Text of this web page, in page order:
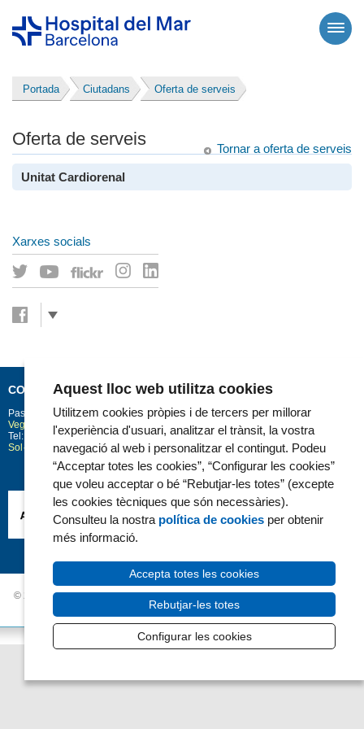
Portada Ciutadans Oferta de serveis
Tornar a oferta de serveis
Oferta de serveis
Unitat Cardiorenal
Xarxes socials
CONTACTE
Passeig Marítim 25-29 Barcelona 08003
Vegeu la situació a Google Maps
Tel: 93 248 30 00 · Fax: 93 248 32 54
Sol·licitud d'informació
© 2006 - 2026 Hospital del Mar ·Avís Legal i Privacitat de dades|Política de
Cookies|Accessibilitat
Aquest lloc web utilitza cookies
Utilitzem cookies pròpies i de tercers per millorar
l'experiència d'usuari, analitzar el trànsit, la vostra
navegació al web i personalitzar el contingut. Podeu
“Acceptar totes les cookies”, “Configurar les cookies”
que voleu acceptar o bé “Rebutjar-les totes” (excepte
les cookies tècniques que són necessàries).
Consulteu la nostra política de cookies per obtenir
més informació.
Accepta totes les cookies
Rebutjar-les totes
Configurar les cookies